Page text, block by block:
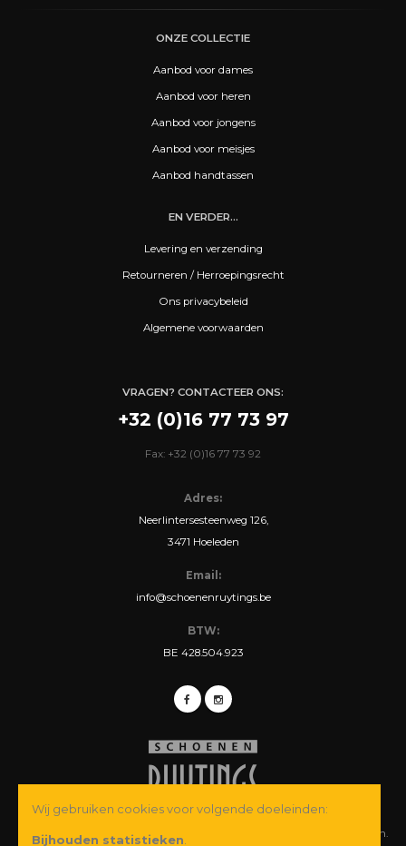
ONZE COLLECTIE
Aanbod voor dames
Aanbod voor heren
Aanbod voor jongens
Aanbod voor meisjes
Aanbod handtassen
EN VERDER...
Levering en verzending
Retourneren / Herroepingsrecht
Ons privacybeleid
Algemene voorwaarden
VRAGEN? CONTACTEER ONS:
+32 (0)16 77 73 97
Fax: +32 (0)16 77 73 92
Adres:
Neerlintersesteenweg 126,
3471 Hoeleden
Email:
info@schoenenruytings.be
BTW:
BE 428.504.923
© Copyright 2026 Schoenen Ruytings BVBA. Alle rechten voorbehouden.
Wij gebruiken cookies voor volgende doeleinden:
Bijhouden statistieken